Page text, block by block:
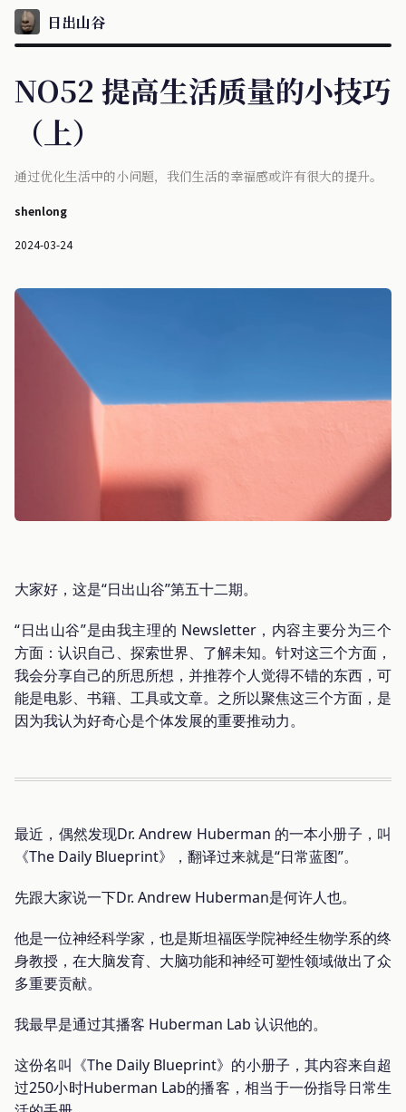
日出山谷
NO52 提高生活质量的小技巧
（上）
通过优化生活中的小问题，我们生活的幸福感或许有很大的提升。
shenlong
2024-03-24
大家好，这是“日出山谷”第五十二期。
“日出山谷”是由我主理的 Newsletter，内容主要分为三个
方面：认识自己、探索世界、了解未知。针对这三个方面，
我会分享自己的所思所想，并推荐个人觉得不错的东西，可
能是电影、书籍、工具或文章。之所以聚焦这三个方面，是
因为我认为好奇心是个体发展的重要推动力。
最近，偶然发现Dr. Andrew Huberman 的一本小册子，叫
《The Daily Blueprint》，翻译过来就是“日常蓝图”。
先跟大家说一下Dr. Andrew Huberman是何许人也。
他是一位神经科学家，也是斯坦福医学院神经生物学系的终
身教授，在大脑发育、大脑功能和神经可塑性领域做出了众
多重要贡献。
我最早是通过其播客 Huberman Lab 认识他的。
这份名叫《The Daily Blueprint》的小册子，其内容来自超
过250小时Huberman Lab的播客，相当于一份指导日常生